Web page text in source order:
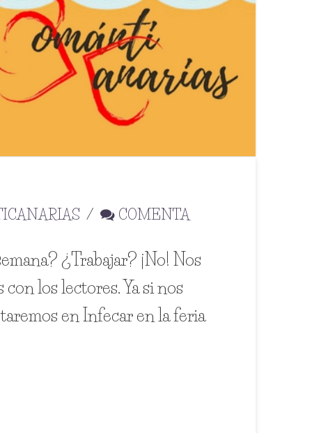
COMENTA
¿Trabajar? ¡No! Nos
los lectores. Ya si nos
en Infecar en la feria